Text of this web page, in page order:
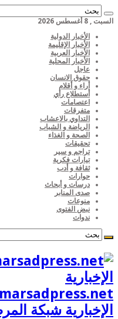
السبت , 8 أغسطس 2026
الأخبار الدولية
الأخبار الإقليمة
الأخبار العربية
الأخبار المحلية
عاجل
حقوق الانسان
أراء و أقلام
أستطلاع رأي
اعتصامات
متفرقات
التداوي بالاعشاب
الرياضة و الشباب
الصحة و الغذاء
تحقيقات
تراجم و سير
تيارات فكرية
ثقافة و أدب
حوارات
درسات و أبحاث
صدى المنابر
منوعات
نبض الفتوى
ندوات
الإخبارية شبكة